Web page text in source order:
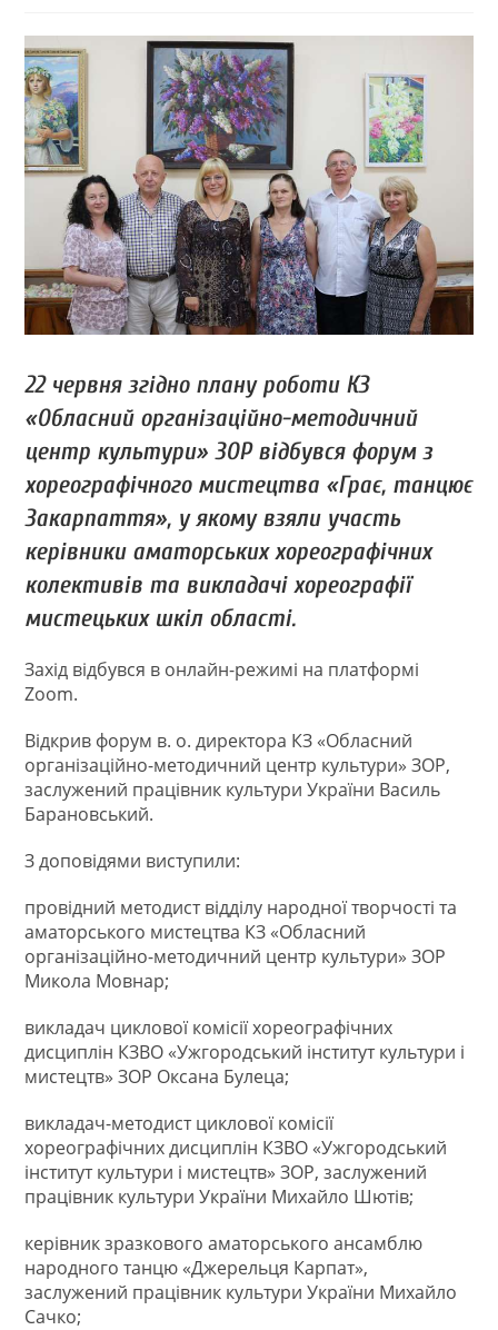
22 червня згідно плану роботи КЗ
«Обласний організаційно-методичний
центр культури» ЗОР відбувся форум з
хореографічного мистецтва «Грає, танцює
Закарпаття», у якому взяли участь
керівники аматорських хореографічних
колективів та викладачі хореографії
мистецьких шкіл області.
Захід відбувся в онлайн-режимі на платформі
Zoom.
Відкрив форум в. о. директора КЗ «Обласний
організаційно-методичний центр культури» ЗОР,
заслужений працівник культури України Василь
Барановський.
З доповідями виступили:
провідний методист відділу народної творчості та
аматорського мистецтва КЗ «Обласний
організаційно-методичний центр культури» ЗОР
Микола Мовнар;
викладач циклової комісії хореографічних
дисциплін КЗВО «Ужгородський інститут культури і
мистецтв» ЗОР Оксана Булеца;
викладач-методист циклової комісії
хореографічних дисциплін КЗВО «Ужгородський
інститут культури і мистецтв» ЗОР, заслужений
працівник культури України Михайло Шютів;
керівник зразкового аматорського ансамблю
народного танцю «Джерельця Карпат»,
заслужений працівник культури України Михайло
Сачко;